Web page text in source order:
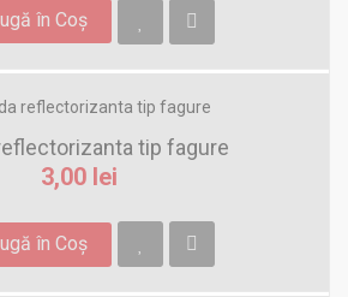
în Coş
tip fagure
3,00 lei
în Coş